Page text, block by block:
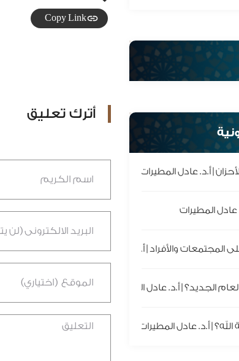
Copy Link
أترك تعليق
| أ.د. عادل المطيرات
عادل المطيرات
والأفراد | أ.د. عادل المطيرات
الجديد؟ | أ.د. عادل المطيرات
| أ.د. عادل المطيرات